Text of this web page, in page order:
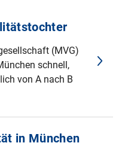
(MVG)
schnell,
von A nach B
in München